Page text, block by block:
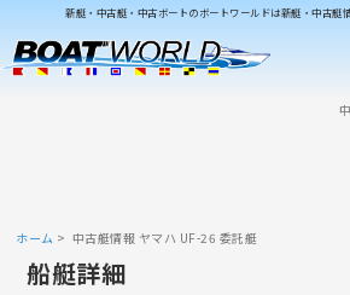
新艇・中古艇・中古ボートのボートワールドは新艇・中古艇
ホーム 中古艇情報 ヤマハ UF-26 委託艇
船艇詳細